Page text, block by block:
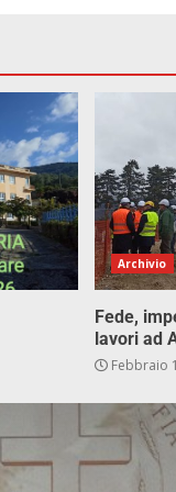
Archivio
Fede,
lavori ad
Febbraio